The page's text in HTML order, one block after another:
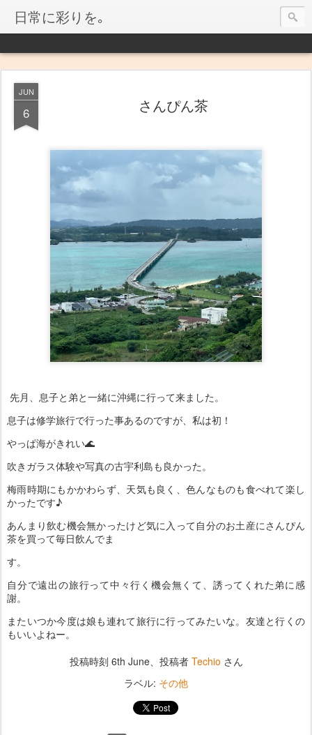
日常に彩りを｡
JUN
6 さんぴん茶
先月、息子と弟と一緒に沖縄に行って来ました。
息子は修学旅行で行った事あるのですが、私は初！
やっぱ海がきれい🌊
吹きガラス体験や写真の古宇利島も良かった。
梅雨時期にもかかわらず、天気も良く、色んなものも食べれて楽し
かったです♪
あんまり飲む機会無かったけど気に入って自分のお土産にさんぴん
茶を買って毎日飲んでま
す。
自分で遠出の旅行って中々行く機会無くて、誘ってくれた弟に感
謝。
またいつか今度は娘も連れて旅行に行ってみたいな。友達と行くの
もいいよねー。
投稿時刻 6th June、投稿者 Techio さん
ラベル: その他